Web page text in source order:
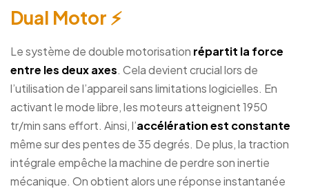
Dual Motor ⚡
Le système de double motorisation répartit la force
entre les deux axes. Cela devient crucial lors de
l’utilisation de l’appareil sans limitations logicielles. En
activant le mode libre, les moteurs atteignent 1950
tr/min sans effort. Ainsi, l’accélération est constante
même sur des pentes de 35 degrés. De plus, la traction
intégrale empêche la machine de perdre son inertie
mécanique. On obtient alors une réponse instantanée